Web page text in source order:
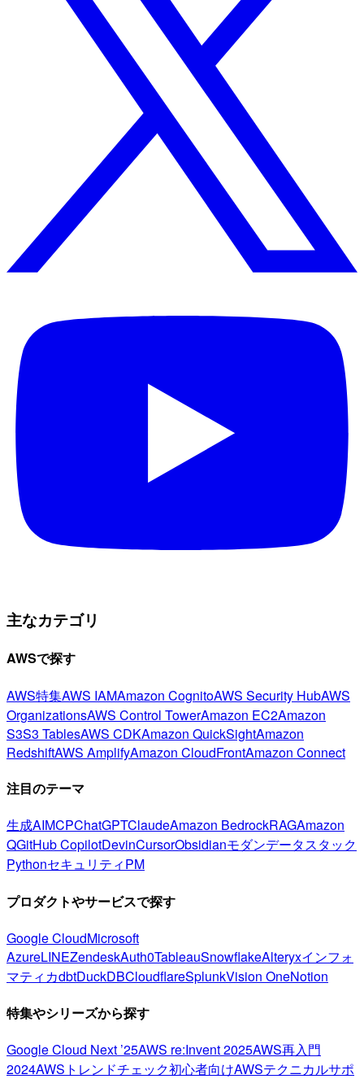
主なカテゴリ
AWSで探す
AWS特集AWS IAMAmazon CognitoAWS Security HubAWS
OrganizationsAWS Control TowerAmazon EC2Amazon
S3S3 TablesAWS CDKAmazon QuickSightAmazon
RedshiftAWS AmplifyAmazon CloudFrontAmazon Connect
注目のテーマ
生成AIMCPChatGPTClaudeAmazon BedrockRAGAmazon
QGitHub CopilotDevinCursorObsidianモダンデータスタック
PythonセキュリティPM
プロダクトやサービスで探す
Google CloudMicrosoft
AzureLINEZendeskAuth0TableauSnowflakeAlteryxインフォ
マティカdbtDuckDBCloudflareSplunkVision OneNotion
特集やシリーズから探す
Google Cloud Next ’25AWS re:Invent 2025AWS再入門
2024AWSトレンドチェック初心者向けAWSテクニカルサポ